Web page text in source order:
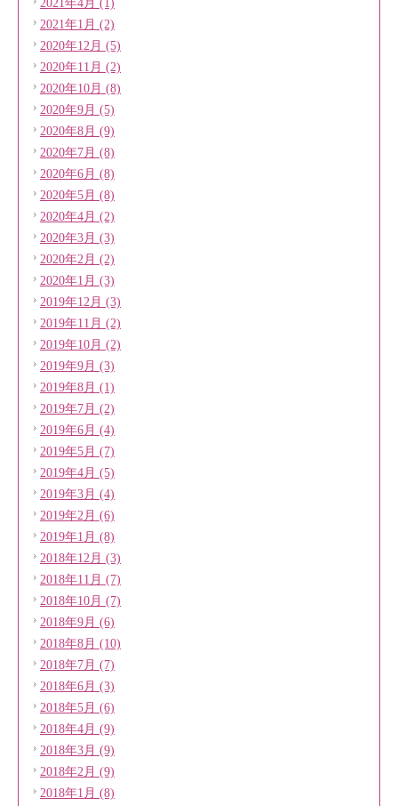
2021年1月 (2)
2020年12月 (5)
2020年11月 (2)
2020年10月 (8)
2020年9月 (5)
2020年8月 (9)
2020年7月 (8)
2020年6月 (8)
2020年5月 (8)
2020年4月 (2)
2020年3月 (3)
2020年2月 (2)
2020年1月 (3)
2019年12月 (3)
2019年11月 (2)
2019年10月 (2)
2019年9月 (3)
2019年8月 (1)
2019年7月 (2)
2019年6月 (4)
2019年5月 (7)
2019年4月 (5)
2019年3月 (4)
2019年2月 (6)
2019年1月 (8)
2018年12月 (3)
2018年11月 (7)
2018年10月 (7)
2018年9月 (6)
2018年8月 (10)
2018年7月 (7)
2018年6月 (3)
2018年5月 (6)
2018年4月 (9)
2018年3月 (9)
2018年2月 (9)
2018年1月 (8)